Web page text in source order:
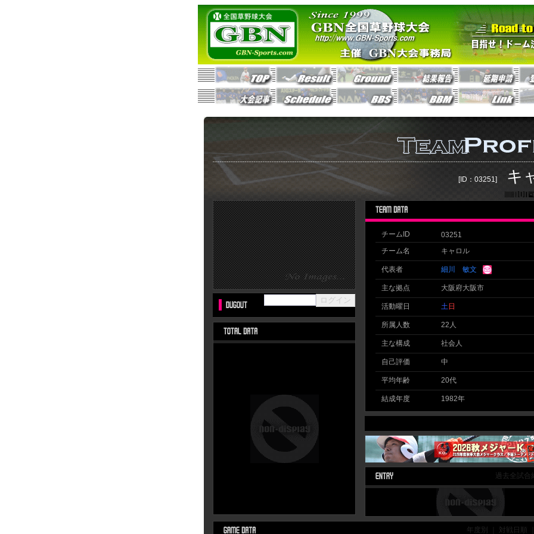
[ID：03251] キ
チームID 03251
チーム名 キャロル
代表者 細川 敏文
主な拠点 大阪府大阪市
活動曜日 土 日
所属人数 22人
主な構成 社会人
自己評価 中
平均年齢 20代
結成年度 1982年
過去全試合
年度別 ｜ 対戦日順